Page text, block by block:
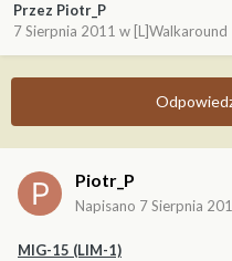
Przez Piotr_P
7 Sierpnia 2011 w [L]Walkaround
Piotr_P
Napisano 7 Sierpnia
MIG-15 (LIM-1)